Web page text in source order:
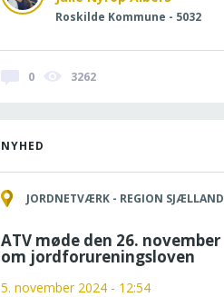
Roskilde Kommune - 5032
0 3262
NYHED
JORDNETVÆRK - REGION SJÆLLAND
ATV møde den 26. november
om jordforureningsloven
5. november 2024 - 12:54